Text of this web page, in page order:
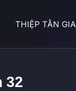
THIỆP TÂN GIA
32